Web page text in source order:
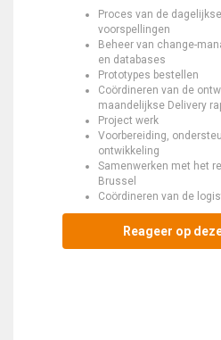
Proces van de
voorspellingen
Beheer van change-
en databases
Prototypes bestellen
Coördineren van de
maandelijkse Delivery
Project werk
Voorbereiding,
ontwikkeling
Samenwerken met het
Brussel
Coördineren van de
Reageer op